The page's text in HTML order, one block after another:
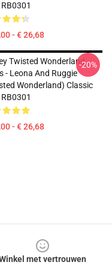
- € 26,68
Twisted Wonderland
- Leona And Ruggie
Wonderland) Classic
- € 26,68
-20%
met vertrouwen